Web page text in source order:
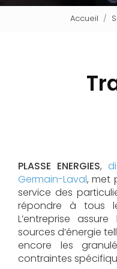
Accueil
PLASSE ENERGIES,
Germain-Laval, met
service des
répondre à tous
L’entreprise
sources d’énergie
encore les
contraintes